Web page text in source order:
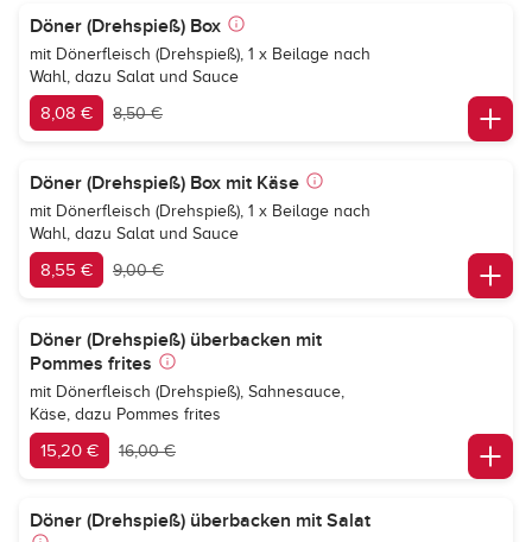
Döner (Drehspieß) Box
mit Dönerfleisch (Drehspieß), 1 x Beilage nach
Wahl, dazu Salat und Sauce
8,08 € 8,50 €
Döner (Drehspieß) Box mit Käse
mit Dönerfleisch (Drehspieß), 1 x Beilage nach
Wahl, dazu Salat und Sauce
8,55 € 9,00 €
Döner (Drehspieß) überbacken mit
Pommes frites
mit Dönerfleisch (Drehspieß), Sahnesauce,
Käse, dazu Pommes frites
15,20 € 16,00 €
Döner (Drehspieß) überbacken mit Salat